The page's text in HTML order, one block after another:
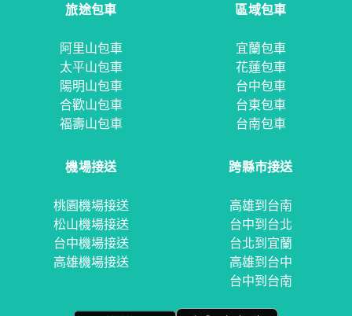
旅途包車
阿里山包車
太平山包車
陽明山包車
合歡山包車
福壽山包車
區域包車
宜蘭包車
花蓮包車
台中包車
台東包車
台南包車
機場接送
桃園機場接送
松山機場接送
台中機場接送
高雄機場接送
跨縣市接送
高雄到台南
台中到台北
台北到宜蘭
高雄到台中
台中到台南